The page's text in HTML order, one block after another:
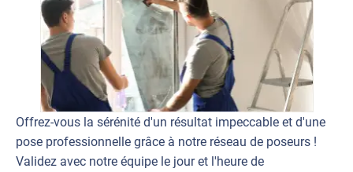
Offrez-vous la sérénité d'un résultat impeccable et d'une
pose professionnelle grâce à notre réseau de poseurs !
Validez avec notre équipe le jour et l'heure de